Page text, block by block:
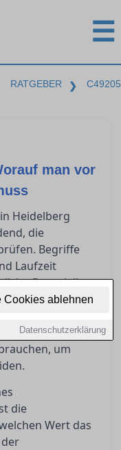
Cookies ablehnen
Datenschutzerklärung
☰
RATGEBER ❯ C49205
man vor
Heidelberg
die
Begriffe
Laufzeit
finanzielle
sich oft die
Vertrag
Artikel gibt
um
die
Wert das